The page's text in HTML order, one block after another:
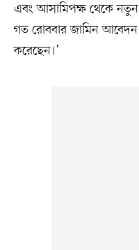
এবং আসামিপক্ষ থেকে
গত রোববার জামিন
করেছেন।’